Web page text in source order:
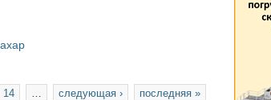
14 следующая › последняя »